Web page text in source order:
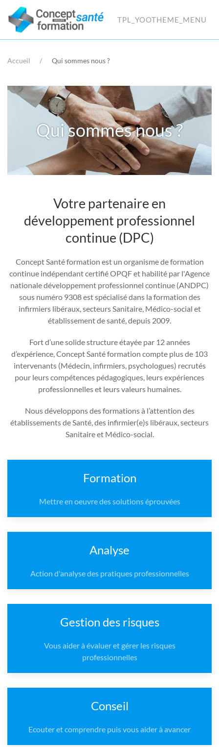
TPL_YOOTHEME_MENU
Accueil Qui sommes nous ?
Qui sommes nous ?
Votre partenaire en
développement professionnel
continue (DPC)
Concept Santé formation est un organisme de formation
continue indépendant certifié OPQF et habilité par l'Agence
nationale développement professionnel continue (ANDPC)
sous numéro 9308 est spécialisé dans la formation des
infirmiers libéraux, secteurs Sanitaire, Médico-social et
établissement de santé, depuis 2009.
Fort d’une solide structure étayée par 12 années
d’expérience, Concept Santé formation compte plus de 103
intervenants (Médecin, infirmiers, psychologues) recrutés
pour leurs compétences pédagogiques, leurs expériences
professionnelles et leurs valeurs humaines.
Nous développons des formations à l’attention des
établissements de Santé, des infirmier(e)s libéraux, secteurs
Sanitaire et Médico-social.
Formation
Mettre en oeuvre des solutions éprouvées
Analyse
Action d'analyse des pratiques professionnelles
Gestion des risques
Vous aider à évaluer et gérer les risques
professionnelles
Conseil
Ecouter et comprendre puis vous aider à avancer